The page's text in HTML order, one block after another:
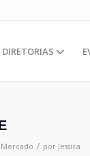
DIRETORIAS
Mercado / por Jessica